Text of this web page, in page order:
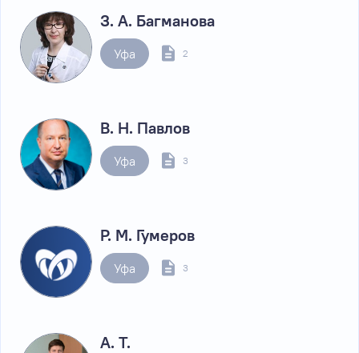
З. А. Багманова
Уфа 2
В. Н. Павлов
Уфа 3
Р. М. Гумеров
Уфа 3
А. Т.